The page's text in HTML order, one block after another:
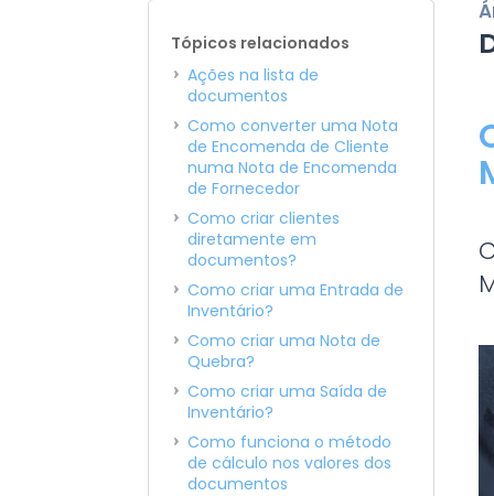
Tópicos relacionados
Ações na lista de
documentos
Como converter uma Nota
de Encomenda de Cliente
numa Nota de Encomenda
de Fornecedor
Como criar clientes
diretamente em
documentos?
Como criar uma Entrada de
Inventário?
Como criar uma Nota de
Quebra?
Como criar uma Saída de
Inventário?
Como funciona o método
de cálculo nos valores dos
documentos